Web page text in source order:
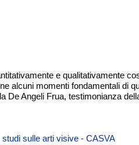
e qualitativamente
alcuni momenti fondamentali di
De Angeli Frua, testimonianza
sulle arti visive - CASVA